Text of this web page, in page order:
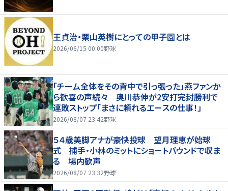
王貞治・栗山英樹にとっての甲子園とは
2026/06/15 00:00野球
「チーム全体をその背中で引っ張った」燕ファンか
ら歓喜の声続々 奥川恭伸が2安打完封勝利で
連敗ストップ「まさに頼れるエースの仕事！」
2026/08/07 23:42野球
５４歳美脚アナが豪快投球 望月理恵が始球
式 捕手・小林のミットにショートバウンドで収ま
る 場内歓声
2026/08/07 23:32野球